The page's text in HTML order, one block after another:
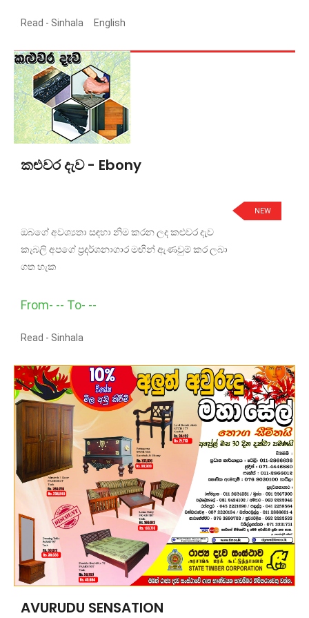
Read - Sinhala English
කළුවර දැව - Ebony
NEW
ඔබගේ අවශ්‍යතා සඳහා නිම කරන ලද කළුවර දැව
කැබලි අපගේ ප්‍රදර්ශනාගාර මඟින් ඇණවුම් කර ලබා
ගත හැක
From- -- To- --
Read - Sinhala
AVURUDU SENSATION